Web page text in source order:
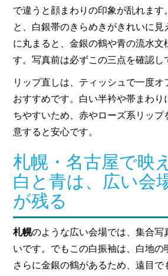
で違うと顔まわりの印象が乱れます
と、白銀帯のきらめきがきれいに見
に丸まると、金銀の鶴や青の流水文
す。写真前は必ずこの三点を確認し
リップ直しは、ティッシュで一度
おすすめです。白い半衿や帯まわり
ちやすいため、赤やローズ系リップ
意すると安心です。
札幌・名古屋で映
白と青は、広い会
が残る
札幌のような広い会場では、集合写
いです。でもこの白振袖は、白地の
さらに金銀の鶴があるため、遠目で